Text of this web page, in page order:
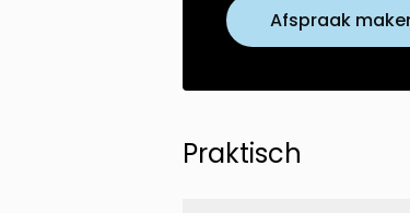
Afspraak
Praktisch